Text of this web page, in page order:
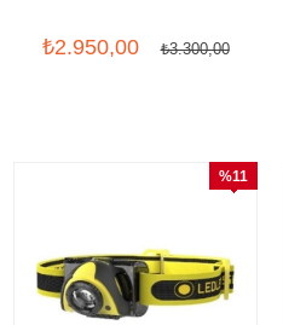
₺2.950,00 ₺3.300,00
%11